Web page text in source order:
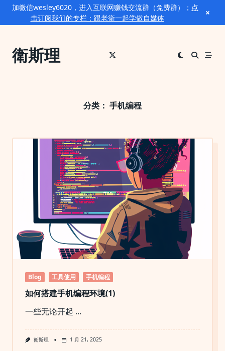
加微信wesley6020，进入互联网赚钱交流群（免费群）； 点
击订阅我们的专栏：跟老衛一起学做自媒体
×
content
衛斯理
分类： 手机编程
Blog 工具使用 手机编程
如何搭建手机编程环境(1)
一些无论开起 ...
衛斯理 1 月 21, 2025